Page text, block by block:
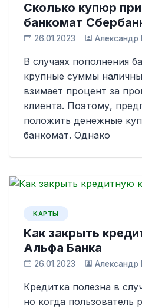
Сколько купюр
банкомат
26.01.2023 Александр
В случаях пополнения
крупные суммы
взимает процент за
клиента. Поэтому,
положить денежные
банкомат. Однако
КАРТЫ
Как закрыть
Альфа Банка
26.01.2023 Александр
Кредитка полезна в
но когда пользователь